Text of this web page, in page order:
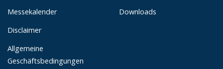
Messekalender
Disclaimer
Allgemeine
Geschäftsbedingungen
Downloads